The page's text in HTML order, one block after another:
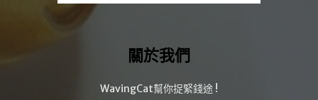
關於我們
WavingCat幫你捉緊錢途 !